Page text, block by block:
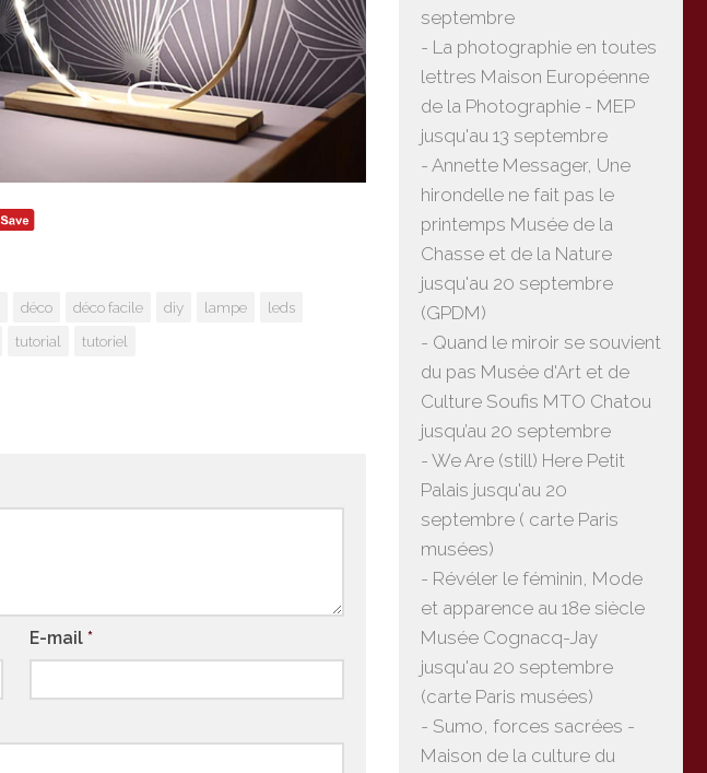
déco déco facile diy lampe
leds
tutorial tutoriel
E-mail *
septembre
- La photographie en toutes
lettres Maison Européenne
de la Photographie - MEP
jusqu'au 13 septembre
- Annette Messager, Une
hirondelle ne fait pas le
printemps Musée de la
Chasse et de la Nature
jusqu'au 20 septembre
(GPDM)
- Quand le miroir se souvient
du pas Musée d'Art et de
Culture Soufis MTO Chatou
jusqu’au 20 septembre
- We Are (still) Here Petit
Palais jusqu'au 20
septembre ( carte Paris
musées)
- Révéler le féminin, Mode
et apparence au 18e siècle
Musée Cognacq-Jay
jusqu'au 20 septembre
(carte Paris musées)
- Sumo, forces sacrées -
Maison de la culture du